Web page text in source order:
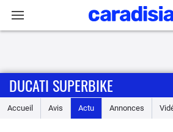
Accueil
DUCATI SUPERBIKE
Accueil Avis Actu Annonces